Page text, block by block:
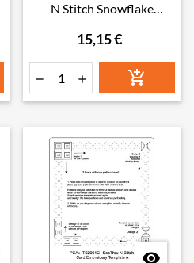
N Stitch Snowflake
15,15 €
  
